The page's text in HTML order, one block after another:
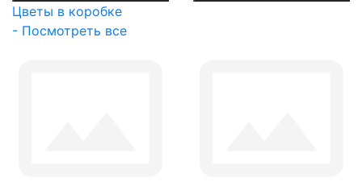
Цветы в коробке
- Посмотреть все